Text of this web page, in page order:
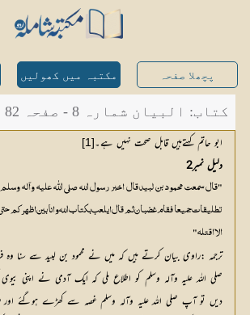
پچھلا صفحہ مکتبہ میں کھولیں
کتاب: البیان شمارہ 8 - صفحہ 82
ابو حاتم کہتےہیں قابل صحت نہیں ہے۔[1]
دلیل نمبر2
"قال سمعت محمود بن لبید قال اخبر رسول الله صلی اللّٰه علیہ وآلہ
تطلیقات جمیعا فقام غضبان ثم قال ایلعب بکتاب الله و انا بین اظهرکم حتی
الا اقتله"
ترجمہ :راوی بیان کرتے ہیں کہ میں نے محمود بن لبید سے سنا وہ
صلی اللہ علیہ وآلہ وسلم کو اطلاع ملی کہ ایک آدمی نے اپنی
دیں تو آپ صلی اللہ علیہ وآلہ وسلم غصہ سے کھڑے ہوگئے اور